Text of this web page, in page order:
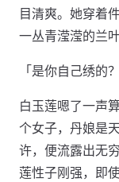
目清爽。她穿着
一丛青滢滢的兰叶
「是你自己绣的？
白玉莲嗯了一声
个女子，丹娘是
许，便流露出无
莲性子刚强，即